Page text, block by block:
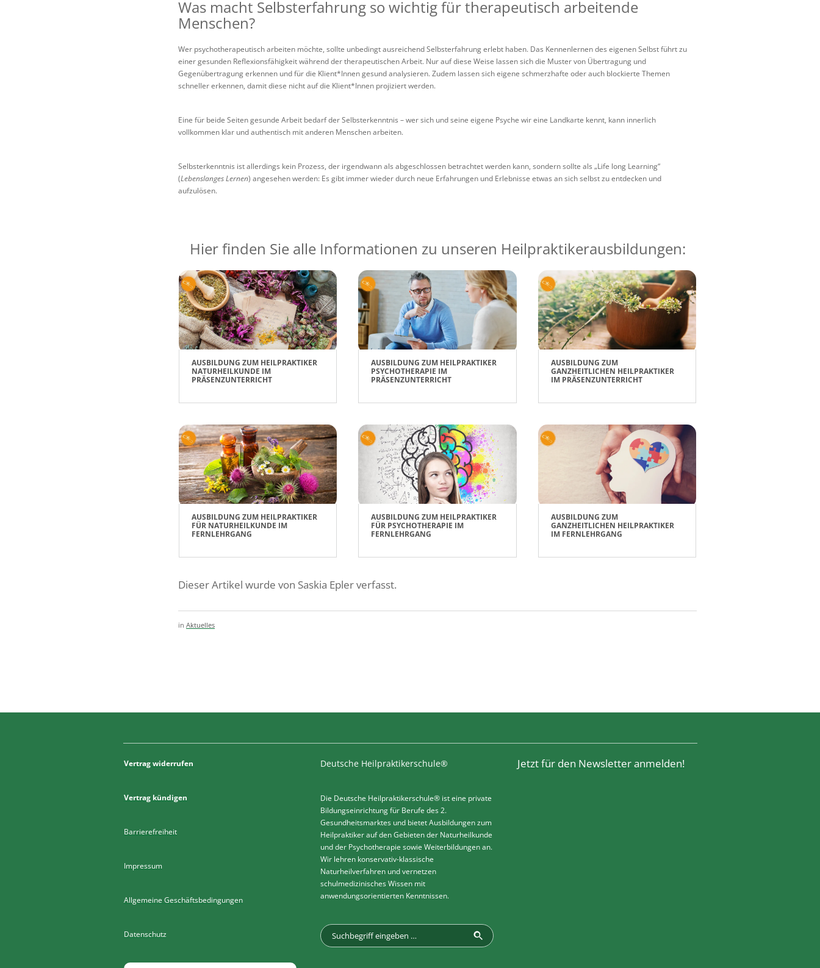
Was macht Selbsterfahrung so wichtig für therapeutisch arbeitende
Menschen?
Wer psychotherapeutisch arbeiten möchte, sollte unbedingt ausreichend Selbsterfahrung erlebt haben. Das Kennenlernen des eigenen Selbst führt zu
einer gesunden Reflexionsfähigkeit während der therapeutischen Arbeit. Nur auf diese Weise lassen sich die Muster von Übertragung und
Gegenübertragung erkennen und für die Klient*Innen gesund analysieren. Zudem lassen sich eigene schmerzhafte oder auch blockierte Themen
schneller erkennen, damit diese nicht auf die Klient*Innen projiziert werden.
Eine für beide Seiten gesunde Arbeit bedarf der Selbsterkenntnis – wer sich und seine eigene Psyche wir eine Landkarte kennt, kann innerlich
vollkommen klar und authentisch mit anderen Menschen arbeiten.
Selbsterkenntnis ist allerdings kein Prozess, der irgendwann als abgeschlossen betrachtet werden kann, sondern sollte als „Life long Learning“
(Lebenslanges Lernen) angesehen werden: Es gibt immer wieder durch neue Erfahrungen und Erlebnisse etwas an sich selbst zu entdecken und
aufzulösen.
Hier finden Sie alle Informationen zu unseren Heilpraktikerausbildungen:
AUSBILDUNG ZUM HEILPRAKTIKER
NATURHEILKUNDE IM
PRÄSENZUNTERRICHT
AUSBILDUNG ZUM HEILPRAKTIKER
PSYCHOTHERAPIE IM
PRÄSENZUNTERRICHT
AUSBILDUNG ZUM
GANZHEITLICHEN HEILPRAKTIKER
IM PRÄSENZUNTERRICHT
AUSBILDUNG ZUM HEILPRAKTIKER
FÜR NATURHEILKUNDE IM
FERNLEHRGANG
AUSBILDUNG ZUM HEILPRAKTIKER
FÜR PSYCHOTHERAPIE IM
FERNLEHRGANG
AUSBILDUNG ZUM
GANZHEITLICHEN HEILPRAKTIKER
IM FERNLEHRGANG
Dieser Artikel wurde von Saskia Epler verfasst.
in Aktuelles
Vertrag widerrufen
Vertrag kündigen
Barrierefreiheit
Impressum
Allgemeine Geschäftsbedingungen
Datenschutz
Deutsche Heilpraktikerschule®
Die Deutsche Heilpraktikerschule® ist eine private
Bildungseinrichtung für Berufe des 2.
Gesundheitsmarktes und bietet Ausbildungen zum
Heilpraktiker auf den Gebieten der Naturheilkunde
und der Psychotherapie sowie Weiterbildungen an.
Wir lehren konservativ-klassische
Naturheilverfahren und vernetzen
schulmedizinisches Wissen mit
anwendungsorientierten Kenntnissen.
Jetzt für den Newsletter anmelden!